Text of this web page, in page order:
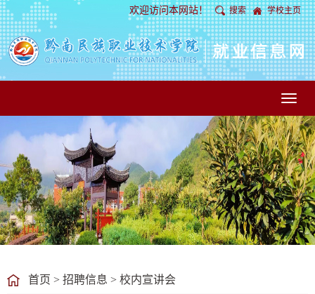
欢迎访问本网站！ 搜索 学校主页
Toggle
首页 > 招聘信息 > 校内宣讲会